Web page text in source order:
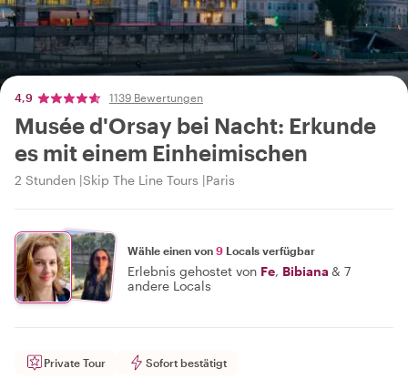
4,9 1139 Bewertungen
Musée d'Orsay bei Nacht: Erkunde
es mit einem Einheimischen
2 Stunden Skip The Line Tours Paris
Wähle einen von 9 Locals verfügbar
Erlebnis gehostet von Fe, Bibiana & 7
andere Locals
Private Tour Sofort bestätigt